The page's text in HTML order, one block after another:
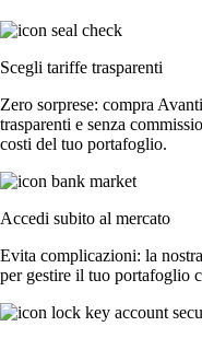
Scegli tariffe trasparenti
Zero sorprese: compra
trasparenti e senza
costi del tuo portafoglio.
Accedi subito al mercato
Evita complicazioni: la
per gestire il tuo portafoglio